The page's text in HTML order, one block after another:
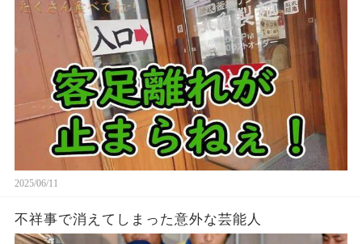
2025/06/11
不祥事で消えてしまった意外な芸能人